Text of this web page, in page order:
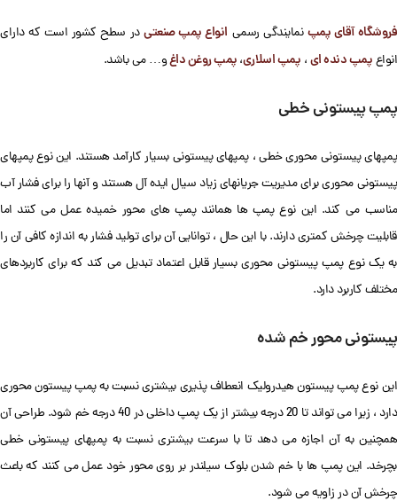
فروشگاه آقای پمپنمایندگی رسمی انواع پمپ صنعتیدر سطح کشور است که دارای
انواعپمپ دنده ای، پمپ اسلاری،پمپ روغن داغو… می باشد.
پمپ پیستونی خطی
پمپهای پیستونی محوری خطی ، پمپهای پیستونی بسیار کارآمد هستند. این نوع پمپهای
پیستونی محوری برای مدیریت جریانهای زیاد سیال ایده آل هستند و آنها را برای فشار آب
مناسب می کند. این نوع پمپ ها همانند پمپ های محور خمیده عمل می کنند اما
قابلیت چرخش کمتری دارند. با این حال ، توانایی آن برای تولید فشار به اندازه کافی آن را
به یک نوع پمپ پیستونی محوری بسیار قابل اعتماد تبدیل می کند که برای کاربردهای
مختلف کاربرد دارد.
پیستونی محور خم شده
این نوع پمپ پیستون هیدرولیک انعطاف پذیری بیشتری نسبت به پمپ پیستون محوری
دارد ، زیرا می تواند تا 20 درجه بیشتر از یک پمپ داخلی در 40 درجه خم شود. طراحی آن
همچنین به آن اجازه می دهد تا با سرعت بیشتری نسبت به پمپهای پیستونی خطی
بچرخد. این پمپ ها با خم شدن بلوک سیلندر بر روی محور خود عمل می کنند که باعث
چرخش آن در زاویه می شود.